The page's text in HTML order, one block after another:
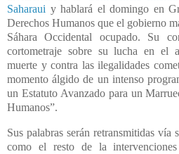
Saharaui y hablará el domingo en
Derechos Humanos que el gobierno
Sáhara Occidental ocupado. Su
cortometraje sobre su lucha en el
muerte y contra las ilegalidades
momento álgido de un intenso
un Estatuto Avanzado para un
Humanos”.
Sus palabras serán retransmitidas vía
como el resto de la